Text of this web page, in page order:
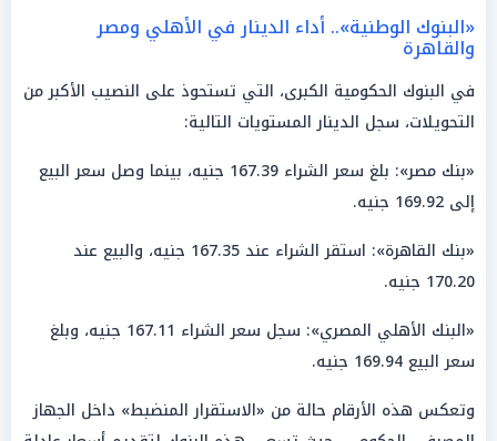
«البنوك الوطنية».. أداء الدينار في الأهلي ومصر
والقاهرة
في البنوك الحكومية الكبرى، التي تستحوذ على النصيب الأكبر من
التحويلات، سجل الدينار المستويات التالية:
«بنك مصر»: بلغ سعر الشراء 167.39 جنيه، بينما وصل سعر البيع
إلى 169.92 جنيه.
«بنك القاهرة»: استقر الشراء عند 167.35 جنيه، والبيع عند
170.20 جنيه.
«البنك الأهلي المصري»: سجل سعر الشراء 167.11 جنيه، وبلغ
سعر البيع 169.94 جنيه.
وتعكس هذه الأرقام حالة من «الاستقرار المنضبط» داخل الجهاز